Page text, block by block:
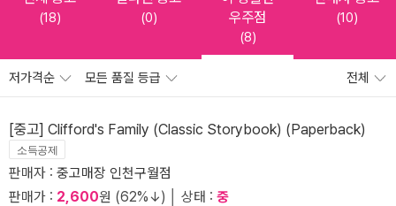
(18) (0)
우주점
(8)
(10)
저가격순 모든 품질 등급 전체
[중고] Clifford's Family (Classic Storybook) (Paperback)
소득공제
판매자 : 중고매장 인천구월점
판매가 : 2,600원 (62%↓) │ 상태 : 중